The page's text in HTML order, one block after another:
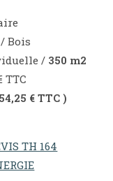
Bois
/ 350 m2
TTC
€ TTC )
TH 164